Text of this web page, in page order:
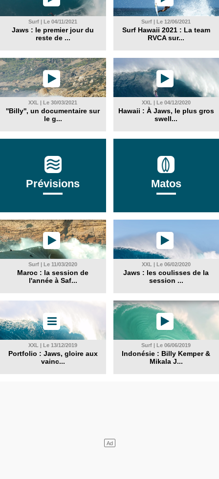
Surf | Le 04/11/2021
Jaws : le premier jour du
reste de ...
Surf | Le 12/06/2021
Surf Hawaii 2021 : La team
RVCA sur...
XXL | Le 30/03/2021
''Billy'', un documentaire sur
le g...
XXL | Le 04/12/2020
Hawaii : À Jaws, le plus gros
swell...
Prévisions Matos
Surf | Le 11/03/2020
Maroc : la session de
l'année à Saf...
XXL | Le 06/02/2020
Jaws : les coulisses de la
session ...
XXL | Le 13/12/2019
Portfolio : Jaws, gloire aux
vainc...
Surf | Le 06/06/2019
Indonésie : Billy Kemper &
Mikala J...